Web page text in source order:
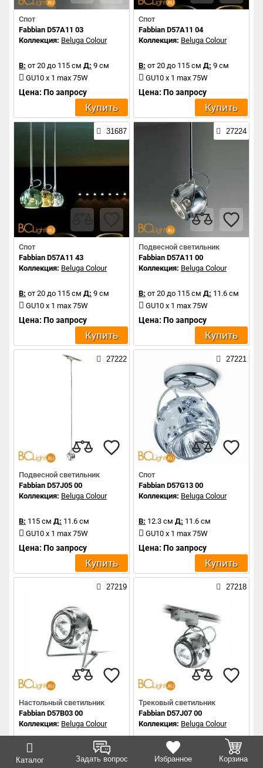
Каталог Задать вопрос Избранное Корзина
Спот
Fabbian D57A11 03
Коллекция: Beluga Colour
В: от 20 до 115 см Д: 9 см
GU10 x 1 max 75W
Цена: По запросу
Купить
Спот
Fabbian D57A11 04
Коллекция: Beluga Colour
В: от 20 до 115 см Д: 9 см
GU10 x 1 max 75W
Цена: По запросу
Купить
31687
Спот
Fabbian D57A11 43
Коллекция: Beluga Colour
В: от 20 до 115 см Д: 9 см
GU10 x 1 max 75W
Цена: По запросу
Купить
27224
Подвесной светильник
Fabbian D57A11 00
Коллекция: Beluga Colour
В: от 20 до 115 см Д: 11.6 см
GU10 x 1 max 75W
Цена: По запросу
Купить
27222
Подвесной светильник
Fabbian D57J05 00
Коллекция: Beluga Colour
В: 115 см Д: 11.6 см
GU10 x 1 max 75W
Цена: По запросу
Купить
27221
Спот
Fabbian D57G13 00
Коллекция: Beluga Colour
В: 12.3 см Д: 11.6 см
GU10 x 1 max 75W
Цена: По запросу
Купить
27219
Настольный светильник
Fabbian D57B03 00
Коллекция: Beluga Colour
GU10 x 1 max 75W
27218
Трековый светильник
Fabbian D57J07 00
Коллекция: Beluga Colour
13 см Д:11.6 см
GU10 x 1 max 75W